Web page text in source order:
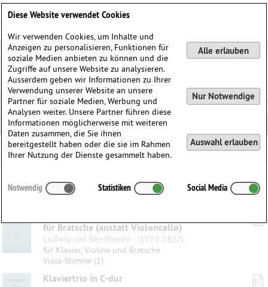
für Bratsche (anstatt Violoncello)
Ludwig van Beethoven
(1770-1827)
für Klavier, Violine und Bratsche
Viola-Stimme (1)
Klaviertrio in C-dur
Diese Website verwendet Cookies
Wir verwenden Cookies, um Inhalte und
Anzeigen zu personalisieren, Funktionen für
soziale Medien anbieten zu können und die
Zugriffe auf unsere Website zu analysieren.
Ausserdem geben wir Informationen zu Ihrer
Verwendung unserer Website an unsere
Partner für soziale Medien, Werbung und
Analysen weiter. Unsere Partner führen diese
Informationen möglicherweise mit weiteren
Daten zusammen, die Sie ihnen
bereitgestellt haben oder die sie im Rahmen
Ihrer Nutzung der Dienste gesammelt haben.
Alle erlauben
Nur Notwendige
Auswahl erlauben
Notwendig Statistiken Social Media